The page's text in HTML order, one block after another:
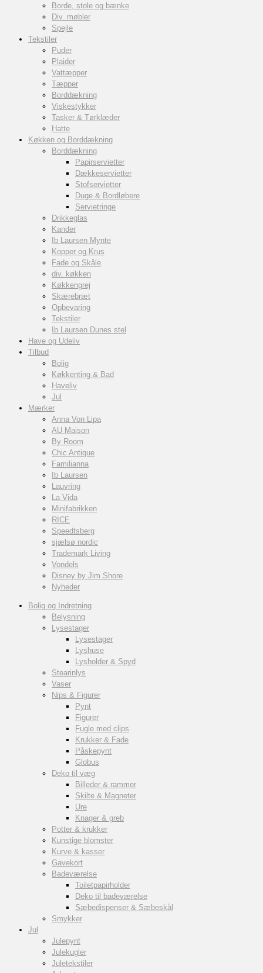
Borde, stole og bænke
Div. møbler
Spejle
Tekstiler
Puder
Plaider
Vattæpper
Tæpper
Borddækning
Viskestykker
Tasker & Tørklæder
Hatte
Køkken og Borddækning
Borddækning
Papirservietter
Dækkeservietter
Stofservietter
Duge & Bordløbere
Servietringe
Drikkeglas
Kander
Ib Laursen Mynte
Kopper og Krus
Fade og Skåle
div. køkken
Køkkengrej
Skærebræt
Opbevaring
Tekstiler
Ib Laursen Dunes stel
Have og Udeliv
Tilbud
Bolig
Køkkenting & Bad
Haveliv
Jul
Mærker
Anna Von Lipa
AU Maison
By Room
Chic Antique
Familianna
Ib Laursen
Lauvring
La Vida
Minifabrikken
RICE
Speedtsberg
sjælsø nordic
Trademark Living
Vondels
Disney by Jim Shore
Nyheder
Bolig og Indretning
Belysning
Lysestager
Lysestager
Lyshuse
Lysholder & Spyd
Stearinlys
Vaser
Nips & Figurer
Pynt
Figurer
Fugle med clips
Krukker & Fade
Påskepynt
Globus
Deko til væg
Billeder & rammer
Skilte & Magneter
Ure
Knager & greb
Potter & krukker
Kunstige blomster
Kurve & kasser
Gavekort
Badeværelse
Toiletpapirholder
Deko til badeværelse
Sæbedispenser & Sæbeskål
Smykker
Jul
Julepynt
Julekugler
Juletekstiler